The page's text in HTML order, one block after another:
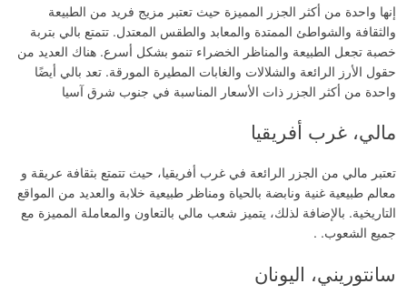
إنها واحدة من أكثر الجزر المميزة حيث تعتبر مزيج فريد من الطبيعة
والثقافة والشواطئ الممتدة والمعابد والطقس المعتدل. تتمتع بالي بتربة
خصبة تجعل الطبيعة والمناظر الخضراء تنمو بشكل أسرع. هناك العديد من
حقول الأرز الرائعة والشلالات والغابات المطيرة المورقة. تعد بالي أيضًا
واحدة من أكثر الجزر ذات الأسعار المناسبة في جنوب شرق آسيا
مالي، غرب أفريقيا
تعتبر مالي من الجزر الرائعة في غرب أفريقيا، حيث تتمتع بثقافة عريقة و
معالم طبيعية غنية ونابضة بالحياة ومناظر طبيعية خلابة والعديد من المواقع
التاريخية. بالإضافة لذلك، يتميز شعب مالي بالتعاون والمعاملة المميزة مع
جميع الشعوب. .
سانتوريني، اليونان